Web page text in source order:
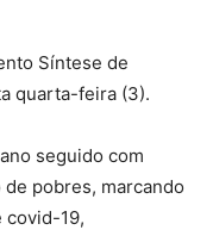
Síntese de
quarta-feira (3).
seguido com
pobres, marcando
covid-19,